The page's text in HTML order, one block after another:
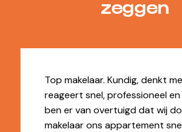
zeggen
Top makelaar. Kundig, denkt
reageert snel, professioneel en
ben er van overtuigd dat wij
makelaar ons appartement